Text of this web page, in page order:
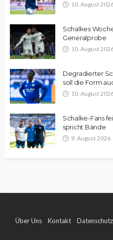
10. August
Schalkes
Generalprobe
10. August
Degradierter
soll die Form
10. August
Schalke-Fans
spricht Bände
9. August 2026
Über Uns Kontakt Datenschutz